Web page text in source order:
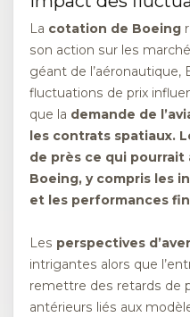
La cotation de Boeing
son action sur les
géant de
fluctuations de prix
que la demande de
les contrats spatiaux.
de près ce qui
Boeing, y compris les
et les performances
Les perspectives
intrigantes alors que
remettre des retards de
antérieurs liés aux